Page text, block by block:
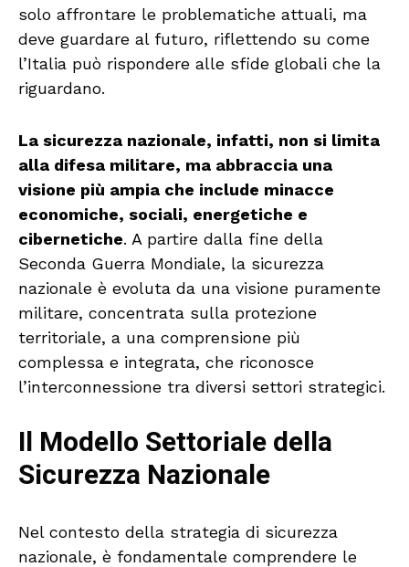
solo affrontare le problematiche attuali, ma
deve guardare al futuro, riflettendo su come
l’Italia può rispondere alle sfide globali che la
riguardano.
La sicurezza nazionale, infatti, non si limita
alla difesa militare, ma abbraccia una
visione più ampia che include minacce
economiche, sociali, energetiche e
cibernetiche. A partire dalla fine della
Seconda Guerra Mondiale, la sicurezza
nazionale è evoluta da una visione puramente
militare, concentrata sulla protezione
territoriale, a una comprensione più
complessa e integrata, che riconosce
l’interconnessione tra diversi settori strategici.
Il Modello Settoriale della
Sicurezza Nazionale
Nel contesto della strategia di sicurezza
nazionale, è fondamentale comprendere le